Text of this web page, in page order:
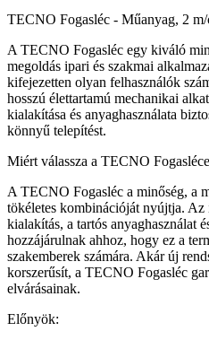
TECNO Fogasléc - Műanyag, 2 m/
A TECNO Fogasléc egy kiváló
megoldás ipari és szakmai
kifejezetten olyan felhasználók
hosszú élettartamú mechanikai
kialakítása és anyaghasználata
könnyű telepítést.
Miért válassza a TECNO
A TECNO Fogasléc a minőség, a
tökéletes kombinációját nyújtja.
kialakítás, a tartós anyaghasználat
hozzájárulnak ahhoz, hogy ez a
szakemberek számára. Akár új
korszerűsít, a TECNO Fogasléc
elvárásainak.
Előnyök: